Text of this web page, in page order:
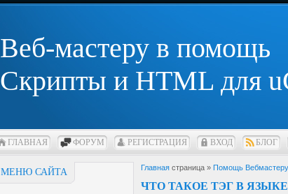
Веб-мастеру в помощь
Скрипты и HTML для
ГЛАВНАЯ ФОРУМ РЕГИСТРАЦИЯ ВХОД БЛОГ
МЕНЮ САЙТА Главная страница » Помощь Вебмастеру
ЧТО ТАКОЕ ТЭГ В ЯЗЫКЕ